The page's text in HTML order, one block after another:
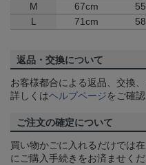
M
67cm
L
71cm
返品・交換について
お客様都合による返品、交換
詳しくはヘルプページをご確
ご注文の確定について
買い物かごに入れるだけでは
にご購入手続きをお済ませくだ